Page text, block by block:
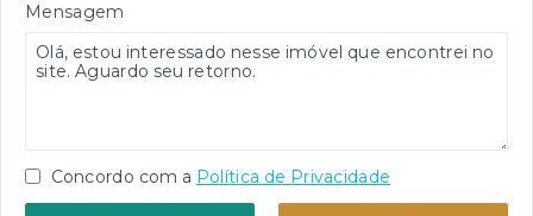
Mensagem
Concordo com a Política de Privacidade